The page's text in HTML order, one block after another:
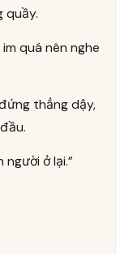
quầy.
quá nên nghe
thẳng dậy,
ở lại.”